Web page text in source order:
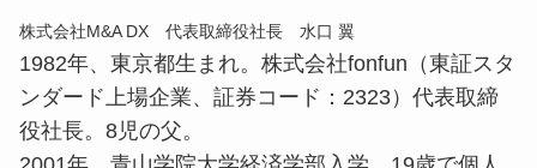
株式会社M&A DX 代表取締役社長 水口 翼
1982年、東京都生まれ。株式会社fonfun（東証スタ
ンダード上場企業、証券コード：2323）代表取締
役社長。8児の父。